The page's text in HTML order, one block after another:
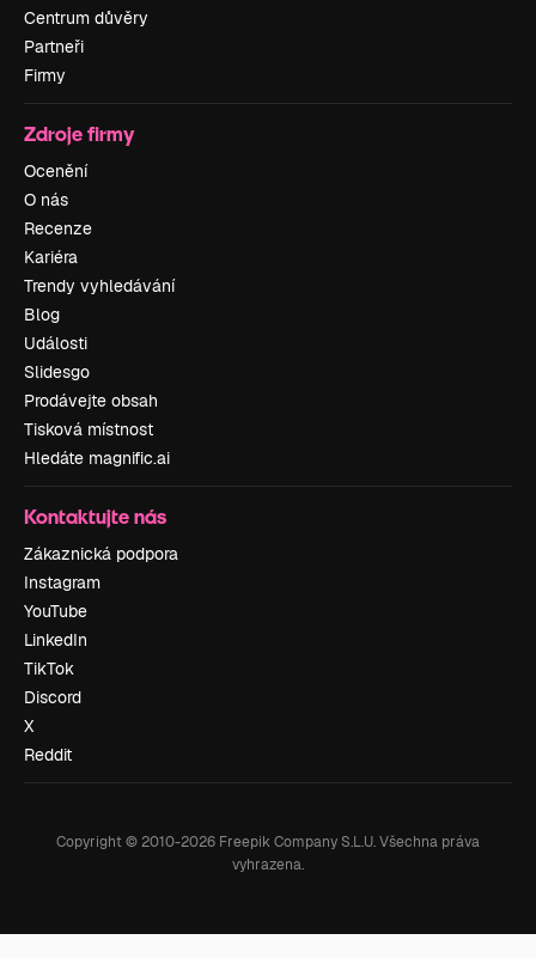
Centrum důvěry
Partneři
Firmy
Zdroje firmy
Ocenění
O nás
Recenze
Kariéra
Trendy vyhledávání
Blog
Události
Slidesgo
Prodávejte obsah
Tisková místnost
Hledáte magnific.ai
Kontaktujte nás
Zákaznická podpora
Instagram
YouTube
LinkedIn
TikTok
Discord
X
Reddit
Copyright © 2010-2026 Freepik Company S.L.U.Všechna práva
vyhrazena.